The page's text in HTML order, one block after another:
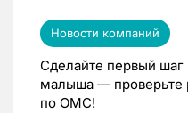
Новости компаний
Сделайте первый
малыша — проверьте
по ОМС!